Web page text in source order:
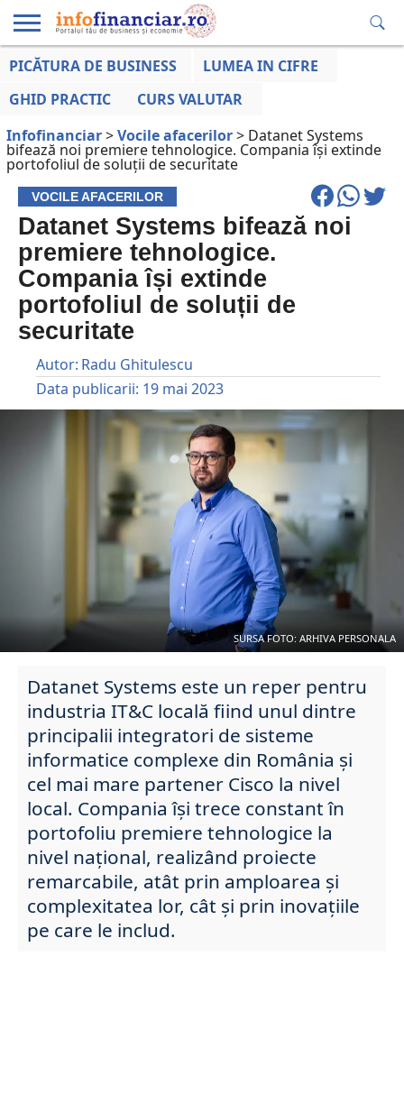
EDUCAȚIE
LA ZI
AFACERILOR
PICĂTURA DE BUSINESS
LUMEA IN CIFRE
GHID PRACTIC
CURS VALUTAR
Infofinanciar>Vocile afacerilor> Datanet Systems
bifează noi premiere tehnologice. Compania își extinde
portofoliul de soluții de securitate
VOCILE AFACERILOR
Datanet Systems bifează noi
premiere tehnologice.
Compania își extinde
portofoliul de soluții de
securitate
Autor: Radu Ghitulescu
Data publicarii: 19 mai 2023
SURSA FOTO: ARHIVA PERSONALA
Datanet Systems este un reper pentru
industria IT&C locală fiind unul dintre
principalii integratori de sisteme
informatice complexe din România și
cel mai mare partener Cisco la nivel
local. Compania își trece constant în
portofoliu premiere tehnologice la
nivel național, realizând proiecte
remarcabile, atât prin amploarea și
complexitatea lor, cât și prin inovațiile
pe care le includ.